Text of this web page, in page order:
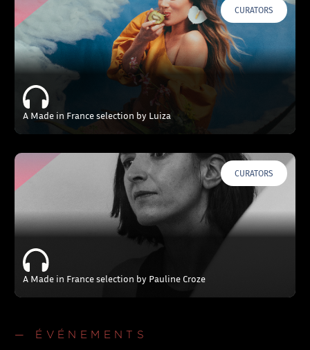
CURATORS
A Made in France selection by Luiza
CURATORS
A Made in France selection by Pauline Croze
— ÉVÉNEMENTS